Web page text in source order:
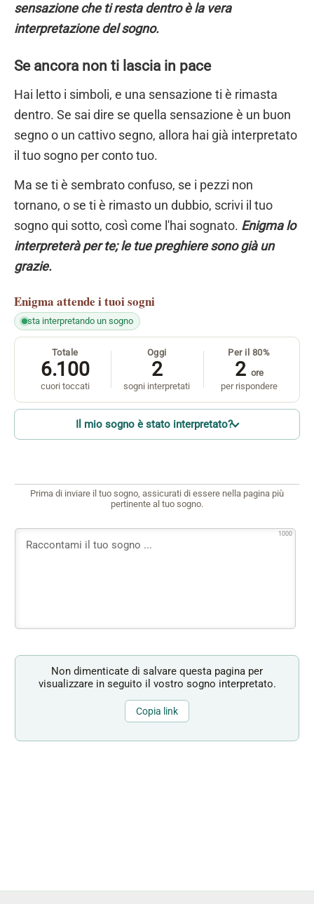
sensazione che ti resta dentro è la vera
interpretazione del sogno.
Se ancora non ti lascia in pace
Hai letto i simboli, e una sensazione ti è rimasta
dentro. Se sai dire se quella sensazione è un buon
segno o un cattivo segno, allora hai già interpretato
il tuo sogno per conto tuo.
Ma se ti è sembrato confuso, se i pezzi non
tornano, o se ti è rimasto un dubbio, scrivi il tuo
sogno qui sotto, così come l'hai sognato. Enigma lo
interpreterà per te; le tue preghiere sono già un
grazie.
Enigma attende i tuoi sogni
sta interpretando un sogno
Totale
6.100
cuori toccati
Oggi
2
sogni interpretati
Per il 80%
2 ore
per rispondere
Il mio sogno è stato interpretato?
Prima di inviare il tuo sogno, assicurati di essere nella pagina più
pertinente al tuo sogno.
1000
Non dimenticate di salvare questa pagina per
visualizzare in seguito il vostro sogno interpretato.
Copia link